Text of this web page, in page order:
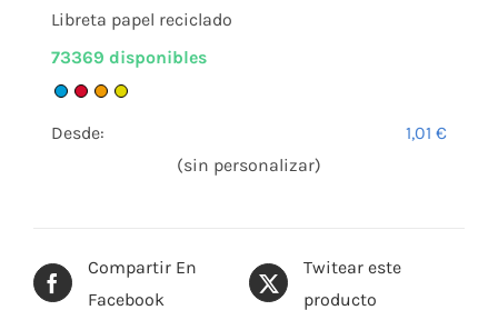
Compartir En
Facebook
Twitear este
producto
Libreta papel reciclado
73369 disponibles
Desde: 1,01€
(sin personalizar)